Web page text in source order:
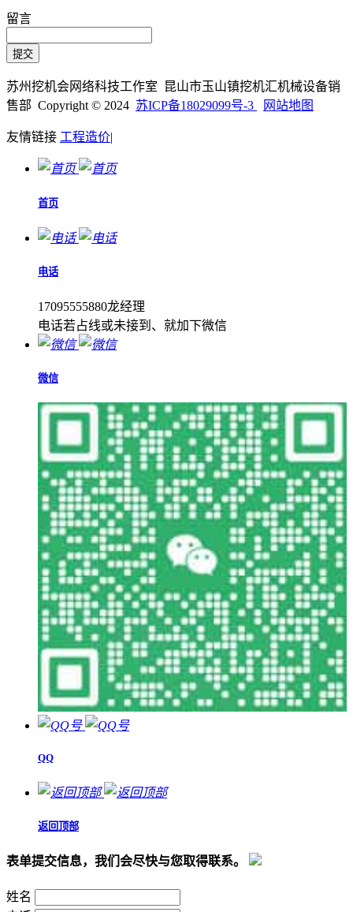
留言
苏州挖机会网络科技工作室 昆山市玉山镇挖机汇机械设备销
售部 Copyright © 2024 苏ICP备18029099号-3 网站地图
友情链接 工程造价|
首页
电话
17095555880龙经理
电话若占线或未接到、就加下微信
微信
QQ
返回顶部
表单提交信息，我们会尽快与您取得联系。
姓名